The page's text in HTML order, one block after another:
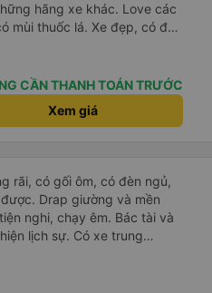
hãng xe khác. Love các
lá. Xe đẹp, có đèn
sẽ lắm, kính xe sạch và
tư. Có ổ cắm sạc điện thoại.
mái. Nhưng hình như bề
xíu. Điểm trừ lớn là
bản để phục vụ khách hàng
gian xe dừng cho khách đi
đầy. Nói chung là chỉ cao
nhiều so với các xe khác.
ảnh đúng sự thật, dịch vụ
CẦN THANH TOÁN TRƯỚC
Xem giá
rãi, có gối ôm, có đèn ngủ,
Drap giường và mền
nghi, chạy êm. Bác tài và
lịch sự. Có xe trung
hoà rất tiện. Giá vé hợp